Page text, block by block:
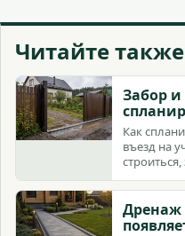
Читайте также
Забор и
Как
въезд на
доставку
Дренаж